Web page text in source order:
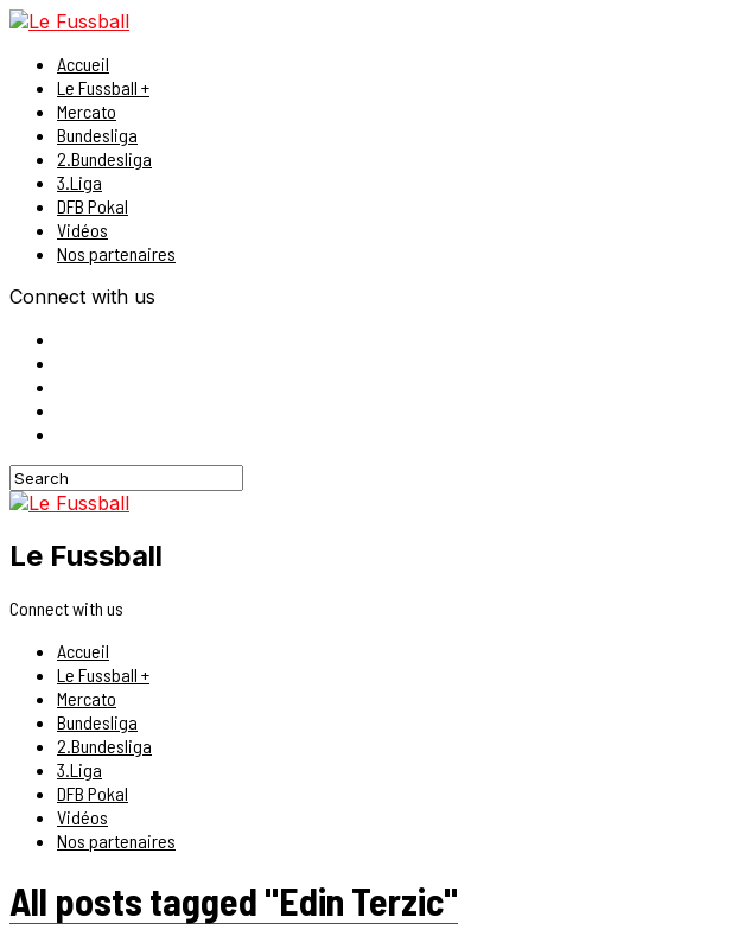
Accueil
Le Fussball +
Mercato
Bundesliga
2.Bundesliga
3.Liga
DFB Pokal
Vidéos
Nos partenaires
Connect with us
Le Fussball
Connect with us
Accueil
Le Fussball +
Mercato
Bundesliga
2.Bundesliga
3.Liga
DFB Pokal
Vidéos
Nos partenaires
All posts tagged "Edin Terzic"